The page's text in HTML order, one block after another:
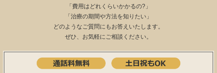
「費用はどれくらいかかるの?」
「治療の期間や方法を知りたい」
どのようなご質問にもお答えいたします。
ぜひ、お気軽にご相談ください。